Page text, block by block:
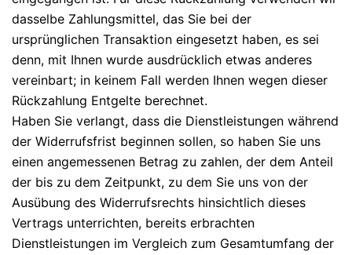
dasselbe Zahlungsmittel, das Sie bei der
ursprünglichen Transaktion eingesetzt haben, es sei
denn, mit Ihnen wurde ausdrücklich etwas anderes
vereinbart; in keinem Fall werden Ihnen wegen dieser
Rückzahlung Entgelte berechnet.
Haben Sie verlangt, dass die Dienstleistungen während
der Widerrufsfrist beginnen sollen, so haben Sie uns
einen angemessenen Betrag zu zahlen, der dem Anteil
der bis zu dem Zeitpunkt, zu dem Sie uns von der
Ausübung des Widerrufsrechts hinsichtlich dieses
Vertrags unterrichten, bereits erbrachten
Dienstleistungen im Vergleich zum Gesamtumfang der